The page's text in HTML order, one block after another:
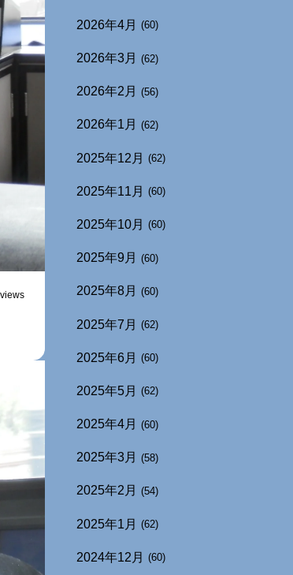
2026年4月 (60)
2026年3月 (62)
2026年2月 (56)
2026年1月 (62)
2025年12月 (62)
2025年11月 (60)
2025年10月 (60)
2025年9月 (60)
2025年8月 (60)
2025年7月 (62)
2025年6月 (60)
2025年5月 (62)
2025年4月 (60)
2025年3月 (58)
2025年2月 (54)
2025年1月 (62)
2024年12月 (60)